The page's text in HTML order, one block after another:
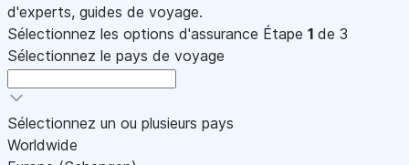
d'experts, guides de voyage.
Sélectionnez les options d'assurance Étape 1 de 3
Sélectionnez le pays de voyage
Sélectionnez un ou plusieurs pays
Worldwide